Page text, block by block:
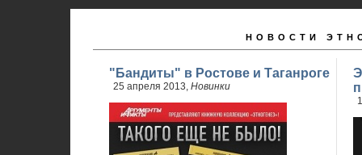
НОВОСТИ
"Бандиты" в Ростове и Таганроге
25 апреля 2013, Новинки